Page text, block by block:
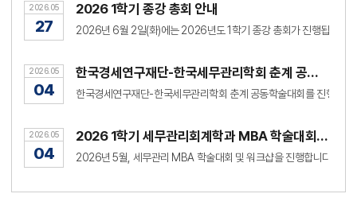
2026.05
27
2026 1학기 종강 총회 안내
2026.05
04
한국경세연구재단-한국세무관리학회 춘계 공동학술대회
2026.05
04
2026 1학기 세무관리회계학과 MBA 학술대회 및 워크샵 안내